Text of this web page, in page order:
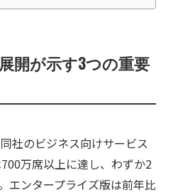
開が示す3つの重要
社のビジネス向けサービス
万席以上に達し、わずか2
エンタープライズ版は前年比